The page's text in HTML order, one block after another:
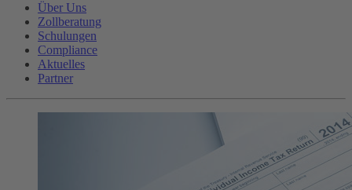
Über Uns
Zollberatung
Schulungen
Compliance
Aktuelles
Partner